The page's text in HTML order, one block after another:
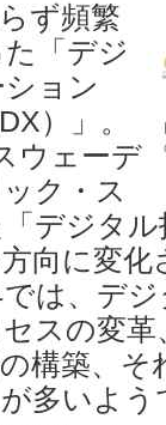
ず頻繁
「デジ
ョン
）」。
ウェーデ
ク・ス
デジタ
向に変
は、デ
スの変
構築、
多いよう